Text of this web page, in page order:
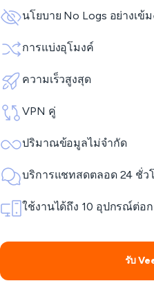
นโยบาย No Logs อย่างเข้
การแบ่งอุโมงค์
ความเร็วสูงสุด
VPN คู่
ปริมาณข้อมูลไม่จำกัด
บริการแชทสดตลอด 24 ชั่ว
ใช้งานได้ถึง 10 อุปกรณ์ต่อ
รับ